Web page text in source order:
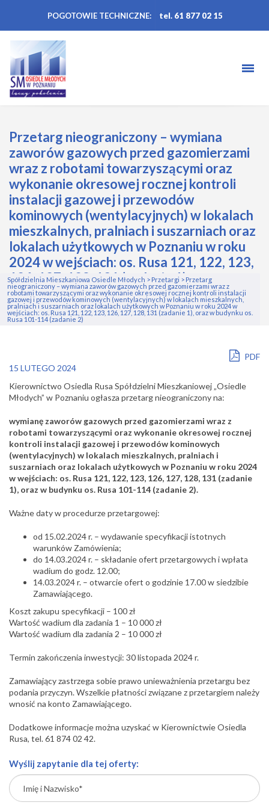
POGOTOWIE TECHNICZNE: tel. 61 877 02 15
Przetarg nieograniczony – wymiana
zaworów gazowych przed gazomierzami
wraz z robotami towarzyszącymi oraz
wykonanie okresowej rocznej kontroli
instalacji gazowej i przewodów
kominowych (wentylacyjnych) w lokalach
mieszkalnych, pralniach i suszarniach oraz
lokalach użytkowych w Poznaniu w roku
2024 w wejściach: os. Rusa 121, 122, 123,
126, 127, 128, 131 (zadanie 1), oraz w
budynku os. Rusa 101-114 (zadanie 2)
Spółdzielnia Mieszkaniowa Osiedle Młodych > Przetargi > Przetarg
nieograniczony – wymiana zaworów gazowych przed gazomierzami wraz z
robotami towarzyszącymi oraz wykonanie okresowej rocznej kontroli instalacji
gazowej i przewodów kominowych (wentylacyjnych) w lokalach mieszkalnych,
pralniach i suszarniach oraz lokalach użytkowych w Poznaniu w roku 2024 w
wejściach: os. Rusa 121, 122, 123, 126, 127, 128, 131 (zadanie 1), oraz w budynku os.
Rusa 101-114 (zadanie 2)
PDF
15 LUTEGO 2024
Kierownictwo Osiedla Rusa Spółdzielni Mieszkaniowej „Osiedle
Młodych” w Poznaniu ogłasza przetarg nieograniczony na:
wymianę zaworów gazowych przed gazomierzami wraz z
robotami towarzyszącymi oraz wykonanie okresowej rocznej
kontroli instalacji gazowej i przewodów kominowych
(wentylacyjnych) w lokalach mieszkalnych, pralniach i
suszarniach oraz lokalach użytkowych w Poznaniu w roku 2024
w wejściach: os. Rusa 121, 122, 123, 126, 127, 128, 131 (zadanie
1), oraz w budynku os. Rusa 101-114 (zadanie 2).
Ważne daty w procedurze przetargowej:
od 15.02.2024 r. – wydawanie specyfikacji istotnych
warunków Zamówienia;
do 14.03.2024 r. – składanie ofert przetargowych i wpłata
wadium do godz. 12.00;
14.03.2024 r. – otwarcie ofert o godzinie 17.00 w siedzibie
Zamawiającego.
Koszt zakupu specyfikacji – 100 zł
Wartość wadium dla zadania 1 – 10 000 zł
Wartość wadium dla zadania 2 – 10 000 zł
Termin zakończenia inwestycji: 30 listopada 2024 r.
Zamawiający zastrzega sobie prawo unieważnienia przetargu bez
podania przyczyn. Wszelkie płatności związane z przetargiem należy
wnosić na konto Zamawiającego.
Dodatkowe informacje można uzyskać w Kierownictwie Osiedla
Rusa, tel. 61 874 02 42.
Wyślij zapytanie dla tej oferty: